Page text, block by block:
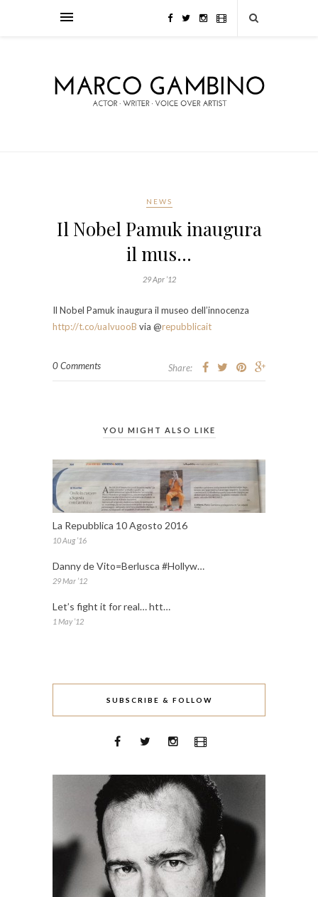
NEWS
Il Nobel Pamuk inaugura
il mus…
29 Apr ’12
Il Nobel Pamuk inaugura il museo dell’innocenza
http://t.co/uaIvuooB via @repubblicait
0 Comments Share:
YOU MIGHT ALSO LIKE
La Repubblica 10 Agosto 2016
10 Aug ’16
Danny de Vito=Berlusca #Hollyw…
29 Mar ’12
Let’s fight it for real… htt…
1 May ’12
SUBSCRIBE & FOLLOW